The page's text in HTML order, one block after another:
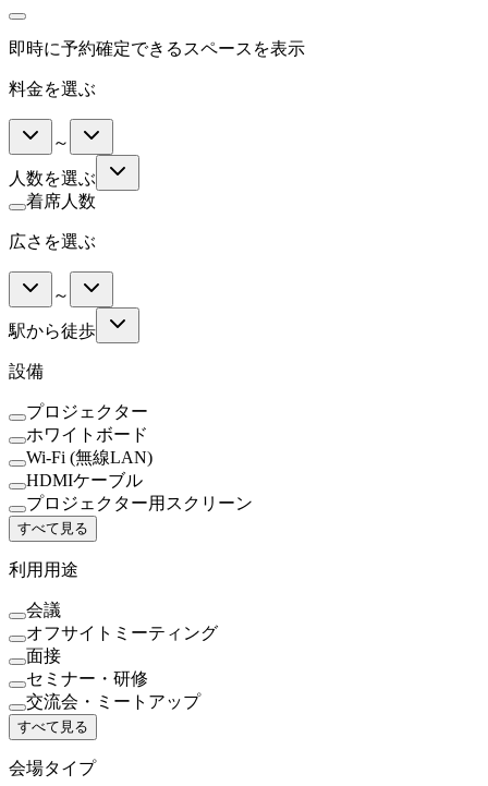
即時に予約確定できるスペースを表示
料金を選ぶ
～
人数を選ぶ
着席人数
広さを選ぶ
～
駅から徒歩
設備
プロジェクター
ホワイトボード
Wi-Fi (無線LAN)
HDMIケーブル
プロジェクター用スクリーン
すべて見る
利用用途
会議
オフサイトミーティング
面接
セミナー・研修
交流会・ミートアップ
すべて見る
会場タイプ